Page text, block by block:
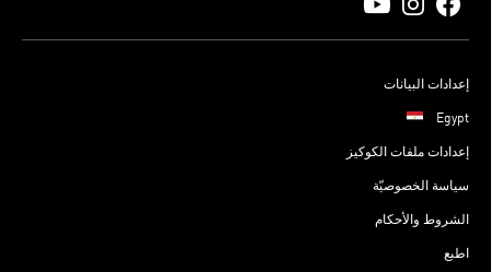
إعدادات البيانات
Egypt
إعدادات ملفات الكوكيز
سياسة الخصوصيّة
الشروط والأحكام
اطبع